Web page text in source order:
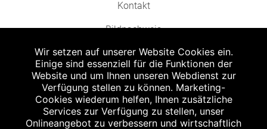
Kontakt
Bildnachweis
Abgabe in haushaltsüblichen Mengen, solange der Vorrat reicht. Für Druck-
und Satzfehler keine Haftung.
Zu Risiken und Nebenwirkungen lesen Sie die Packungsbeilage und fragen
Wir setzen auf unserer Website Cookies ein.
Einige sind essenziell für die Funktionen der
Website und um Ihnen unseren Webdienst zur
Verfügung stellen zu können. Marketing-
Cookies wiederum helfen, Ihnen zusätzliche
Services zur Verfügung zu stellen, unser
Onlineangebot zu verbessern und wirtschaftlich